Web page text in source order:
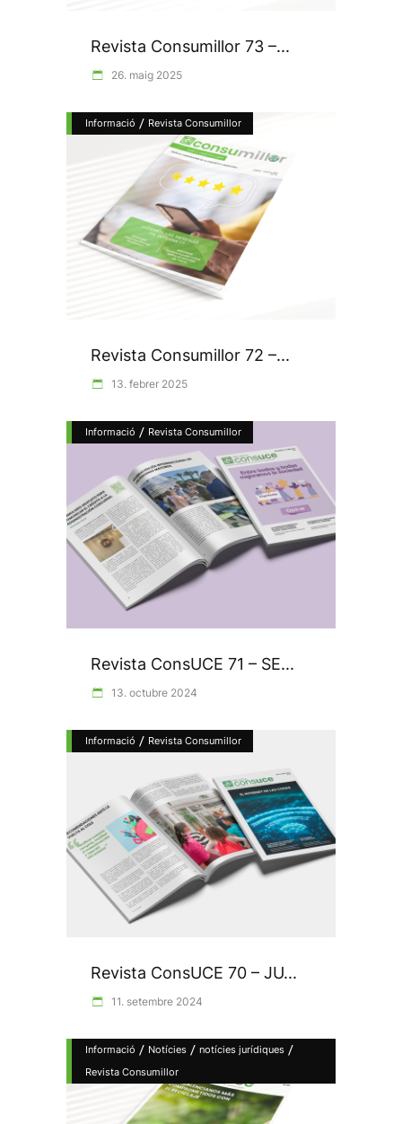
Revista Consumillor 73 –...
26. maig 2025
Informació / Revista Consumillor
Revista Consumillor 72 –...
13. febrer 2025
Informació / Revista Consumillor
Revista ConsUCE 71 – SE...
13. octubre 2024
Informació / Revista Consumillor
Revista ConsUCE 70 – JU...
11. setembre 2024
Informació / Notícies / notícies jurídiques /
Revista Consumillor